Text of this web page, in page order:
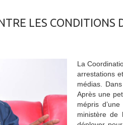
LES CONDITIONS
La
arrestations
médias.
Après une
mépris
ministère